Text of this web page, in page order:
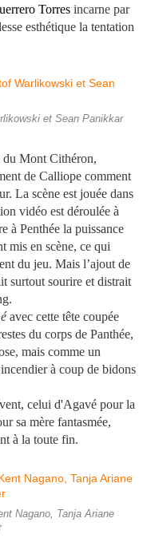
Torres incarne par
esthétique la tentation
et Sean Panikkar
du Mont Cithéron,
de Calliope comment
La scène est jouée dans
vidéo est déroulée à
à Penthée la puissance
mis en scène, ce qui
du jeu. Mais l’ajout de
surtout sourire et distrait
avec cette tête coupée
du corps de Panthée,
mais comme un
à coup de bidons
celui d'Agavé pour la
sa mère fantasmée,
à la toute fin.
Nagano, Tanja Ariane